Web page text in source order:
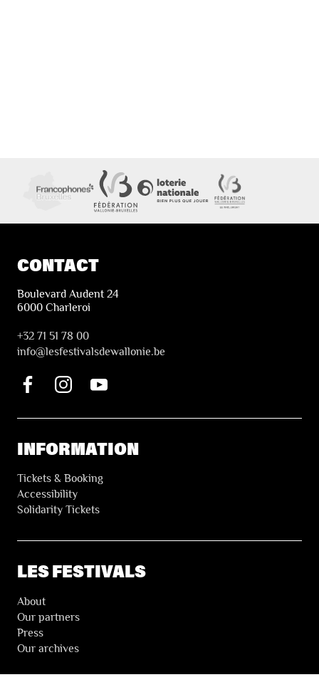
CONTACT
Boulevard Audent 24
6000 Charleroi
+32 71 51 78 00
info@lesfestivalsdewallonie.be
INFORMATION
Tickets & Booking
Accessibility
Solidarity Tickets
LES FESTIVALS
About
Our partners
Press
Our archives